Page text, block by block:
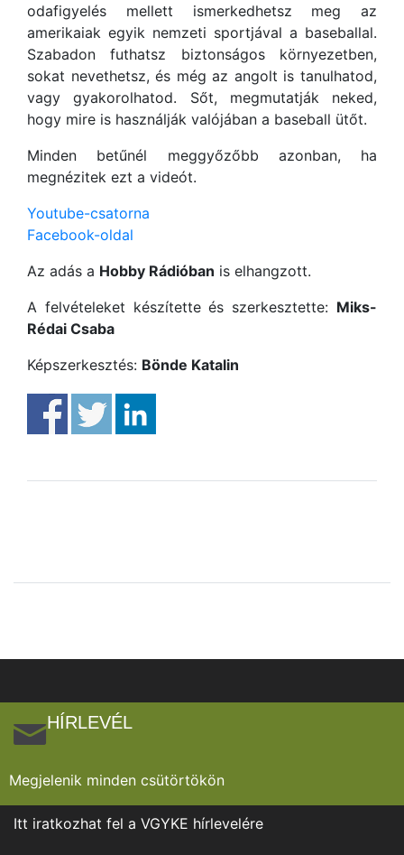
odafigyelés mellett ismerkedhetsz meg az
amerikaiak egyik nemzeti sportjával a baseballal.
Szabadon futhatsz biztonságos környezetben,
sokat nevethetsz, és még az angolt is tanulhatod,
vagy gyakorolhatod. Sőt, megmutatják neked,
hogy mire is használják valójában a baseball ütőt.
Minden betűnél meggyőzőbb azonban, ha
megnézitek ezt a videót.
Youtube-csatorna
Facebook-oldal
Az adás a Hobby Rádióban is elhangzott.
A felvételeket készítette és szerkesztette: Miks-
Rédai Csaba
Képszerkesztés: Bönde Katalin
HÍRLEVÉL
Megjelenik minden csütörtökön
Itt iratkozhat fel a VGYKE hírlevelére